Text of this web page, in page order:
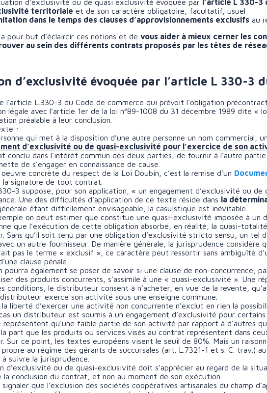
d’exclusivité ou de quasi exclusivité évoquée par
l’article L 330-
territoriale et de son caractère obligatoire, facultatif, usuel
dans le temps des clauses d’approvisionnements exclusifs au
pour but d’éclaircir ces notions et de vous aider à mieux cerner les
au sein des différents contrats proposés par les têtes de
d’exclusivité évoquée par l’article L 330-3
l’article L.330-3 du Code de commerce qui prévoit l’obligation
légale avec l’article 1er de la loi n°89-1008 du 31 décembre 1989 dite «
préalable à leur conclusion.
:
qui met à la disposition d’une autre personne un nom commercial,
d’exclusivité ou de quasi-exclusivité pour l’exercice de son
conclu dans l’intérêt commun des deux parties, de fournir à l’autre
de s’engager en connaissance de cause.
concrète du respect de la Loi Doubin, c’est la remise d’un
la signature de tout contrat.
3 suppose, pour son application, « un engagement d’exclusivité ou
Une des difficultés d’application de ce texte réside dans la
étant difficilement envisageable, la casuistique est inévitable.
on peut estimer que constitue une quasi-exclusivité imposée à un
que l’exécution de cette obligation absorbe, en réalité, la quasi-
Sans qu’il soit tenu par une obligation d’exclusivité stricto sensu, un tel
un autre fournisseur. De manière générale, la jurisprudence considère
pas le terme « exclusif », ce caractère peut ressortir sans ambiguïté
clause pénale.
pourra également se poser de savoir si une clause de non-concurrence,
des produits concurrents, s’assimile à une « quasi-exclusivité ». Une
conditions, le distributeur consent à n’acheter, en vue de la revente,
exerce son activité sous une enseigne commune.
la liberté d’exercer une activité non concurrente n’exclut en rien la
un distributeur est soumis à un engagement d’exclusivité pour
représentent qu’une faible partie de son activité par rapport à d’autres
part que les produits ou services visés au contrat représentent dans
Sur ce point, les textes européens visent le seuil de 80%. Mais un
au régime des gérants de succursales (art. L.7321-1 et s. C. trav.)
suivre la jurisprudence.
d’exclusivité ou de quasi-exclusivité doit s’apprécier au regard de la
la conclusion du contrat, et non au moment de son exécution.
que l’exclusion des sociétés coopératives artisanales du champ